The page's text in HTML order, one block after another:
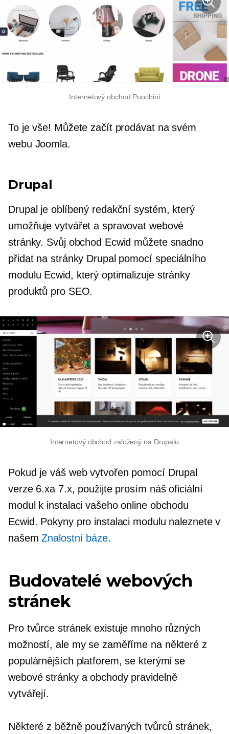
Internetový obchod Poochini
To je vše! Můžete začít prodávat na svém
webu Joomla.
Drupal
Drupal je oblíbený redakční systém, který
umožňuje vytvářet a spravovat webové
stránky. Svůj obchod Ecwid můžete snadno
přidat na stránky Drupal pomocí speciálního
modulu Ecwid, který optimalizuje stránky
produktů pro SEO.
Internetový obchod založený na Drupalu
Pokud je váš web vytvořen pomocí Drupal
verze 6.xa 7.x, použijte prosím náš oficiální
modul k instalaci vašeho online obchodu
Ecwid. Pokyny pro instalaci modulu naleznete v
našemZnalostní báze.
Budovatelé webových
stránek
Pro tvůrce stránek existuje mnoho různých
možností, ale my se zaměříme na některé z
populárnějších platforem, se kterými se
webové stránky a obchody pravidelně
vytvářejí.
Některé z běžně používaných tvůrců stránek,